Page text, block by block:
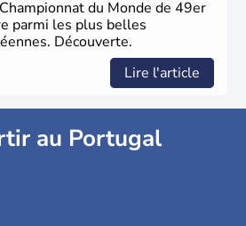
du Monde de 49er
parmi les plus belles
Découverte.
Lire l'article
au Portugal